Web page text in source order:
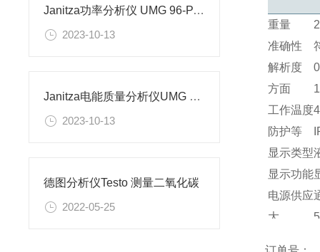
Janitza功率分析仪 UMG 96-PA介绍
2023-10-13
Janitza电能质量分析仪UMG 512-PRO介绍
2023-10-13
德图分析仪Testo 测量二氧化碳
2022-05-25
重量
准确性
解析度
方面
工作温度
防护等
显示类型
显示功能
电源供应
大